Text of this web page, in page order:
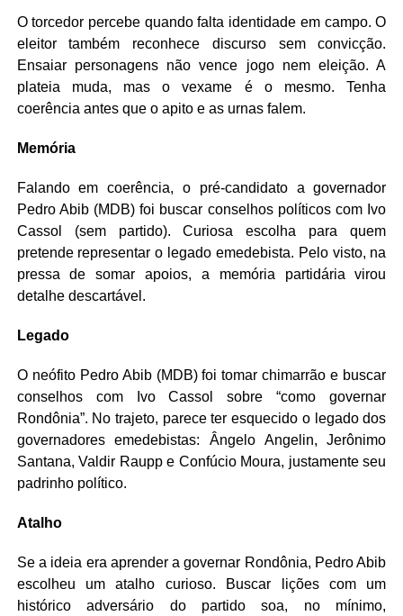
O torcedor percebe quando falta identidade em campo. O
eleitor também reconhece discurso sem convicção.
Ensaiar personagens não vence jogo nem eleição. A
plateia muda, mas o vexame é o mesmo. Tenha
coerência antes que o apito e as urnas falem.
Memória
Falando em coerência, o pré-candidato a governador
Pedro Abib (MDB) foi buscar conselhos políticos com Ivo
Cassol (sem partido). Curiosa escolha para quem
pretende representar o legado emedebista. Pelo visto, na
pressa de somar apoios, a memória partidária virou
detalhe descartável.
Legado
O neófito Pedro Abib (MDB) foi tomar chimarrão e buscar
conselhos com Ivo Cassol sobre “como governar
Rondônia”. No trajeto, parece ter esquecido o legado dos
governadores emedebistas: Ângelo Angelin, Jerônimo
Santana, Valdir Raupp e Confúcio Moura, justamente seu
padrinho político.
Atalho
Se a ideia era aprender a governar Rondônia, Pedro Abib
escolheu um atalho curioso. Buscar lições com um
histórico adversário do partido soa, no mínimo,